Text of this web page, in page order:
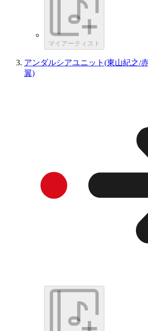
マイアーティスト
アンダルシアユニット(東山紀之/
翼)